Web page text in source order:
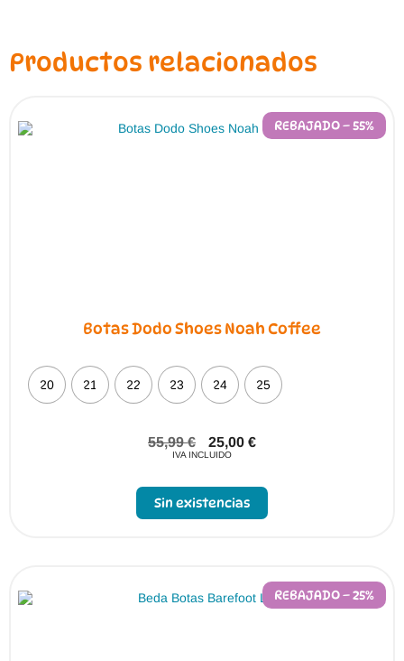
Productos relacionados
REBAJADO – 55%
Botas Dodo Shoes Noah Coffee
20 21 22 23 24 25
55,99€ 25,00 €
IVA INCLUIDO
Sin existencias
REBAJADO – 25%